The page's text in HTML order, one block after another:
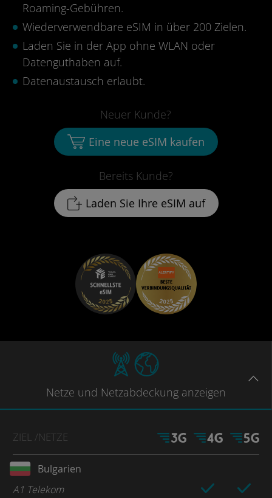
Roaming-Gebühren.
Wiederverwendbare eSIM in über 200 Zielen.
Laden Sie in der App ohne WLAN oder
Datenguthaben auf.
Datenaustausch erlaubt.
Bereits Kunde?
Laden Sie Ihre eSIM auf
Neuer Kunde?
Eine neue eSIM kaufen
Netze und Netzabdeckung anzeigen
ZIEL /NETZE
Bulgarien
A1 Telekom